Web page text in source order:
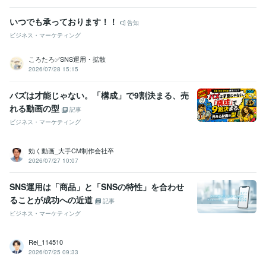
いつでも承っております！！
告知
ビジネス・マーケティング
ころたろ✅SNS運用・拡散
2026/07/28 15:15
バズは才能じゃない。「構成」で9割決まる、売
れる動画の型
記事
ビジネス・マーケティング
効く動画_大手CM制作会社卒
2026/07/27 10:07
SNS運用は「商品」と「SNSの特性」を合わせ
ることが成功への近道
記事
ビジネス・マーケティング
Rei_114510
2026/07/25 09:33